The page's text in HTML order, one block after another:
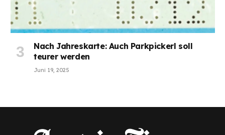
Nach Jahreskarte: Auch Parkpickerl soll
teurer werden
Juni 19, 2025